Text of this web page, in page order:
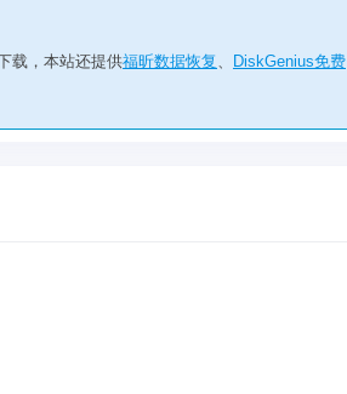
载，本站还提供福昕数据恢复、
DiskGenius免费